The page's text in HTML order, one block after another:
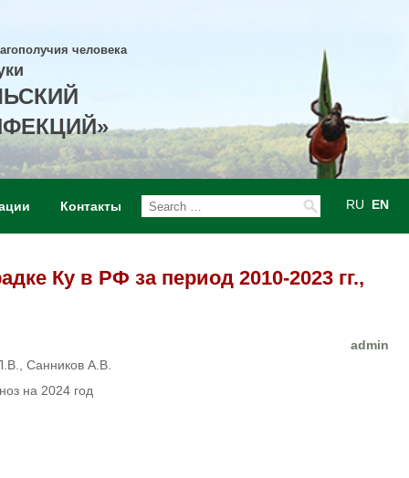
человека
RU EN
Контакты
Ку в РФ за период 2010-2023 гг.,
admin
Санников А.В.
на 2024 год